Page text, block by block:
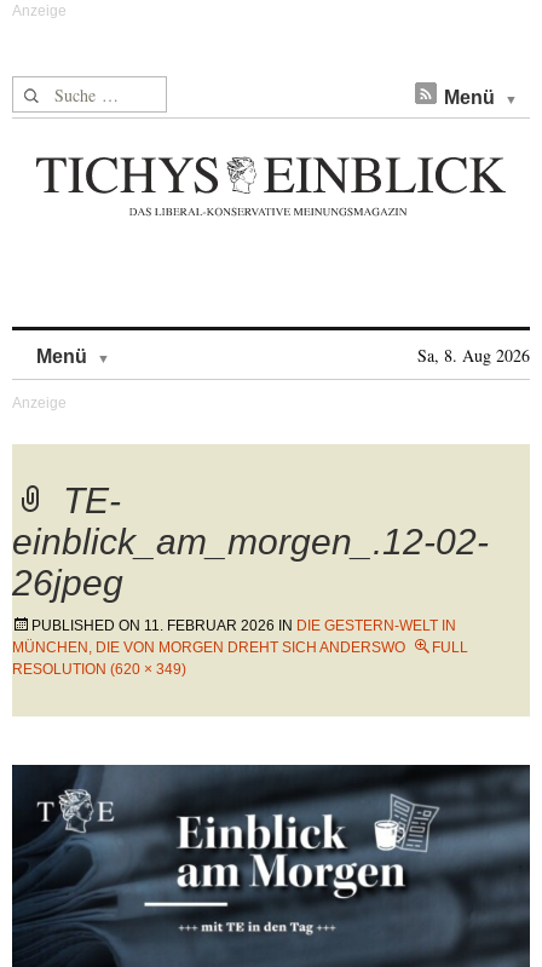
Suche nach: Menü
Menü Sa, 8. Aug 2026
TE-
einblick_am_morgen_.12-02-
26jpeg
PUBLISHED ON 11. FEBRUAR 2026 IN DIE GESTERN-WELT IN
MÜNCHEN, DIE VON MORGEN DREHT SICH ANDERSWO
FULL
RESOLUTION (620 × 349)